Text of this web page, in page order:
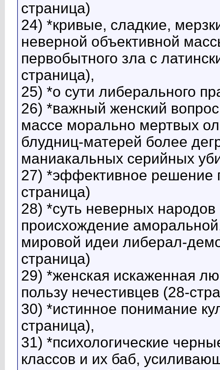
страница)
24) *кривые, сладкие,
неверной объективной
первобытного зла с
страница),
25) *о сути либерального
26) *важный женский
массе морально мертвых
блудниц-матерей более
маниакальных серийных
27) *эффективное
страница)
28) *суть неверных
происхождение
мировой идеи либерал-
страница)
29) *женская искаженная
пользу нечестивцев (28-
30) *истинное понимание
страница),
31) *психологические
классов и их баб,